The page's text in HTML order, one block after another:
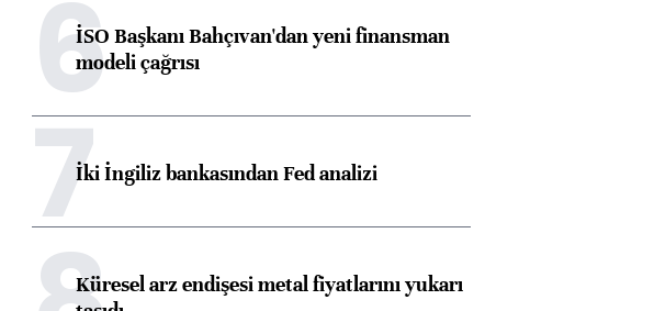
6İSO Başkanı Bahçıvan'dan yeni finansman
modeli çağrısı
7İki İngiliz bankasından Fed analizi
Küresel arz endişesi metal fiyatlarını yukarı